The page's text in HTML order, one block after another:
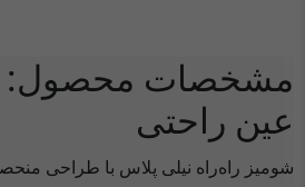
مشخصات محصول:
عین راحتی
شومیز راه‌راه نیلی پلاس با طراحی